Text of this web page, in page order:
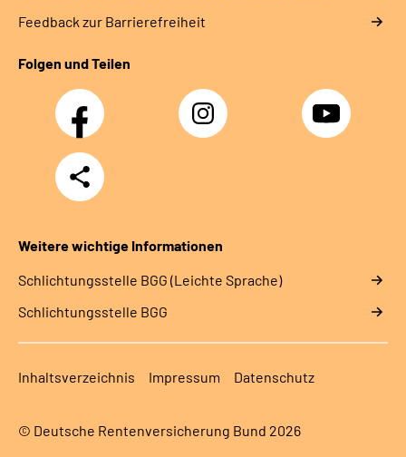
Feedback zur Barrierefreiheit
Folgen und Teilen
Facebook Instagram YouTube
Teilen
Weitere wichtige Informationen
Schlich­tungs­stel­le BGG (Leichte Sprache)
Schlich­tungs­stel­le BGG
Inhaltsverzeichnis Impressum Datenschutz
© Deutsche Rentenversicherung Bund 2026